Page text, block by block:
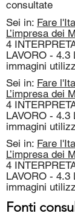
consultate
Sei in: Fare
L’impresa dei
4
LAVORO - 4.3
immagini
Sei in: Fare
L’impresa dei
4
LAVORO - 4.3
immagini
Sei in: Fare
L’impresa dei
4
LAVORO - 4.3
immagini
Fonti